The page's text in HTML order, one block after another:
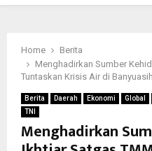
Home
Berita
Menghadirkan Sumber
Tuntaskan Krisis Air di Banyuasih
Berita Daerah Ekonomi Global
TNI
Menghadirkan